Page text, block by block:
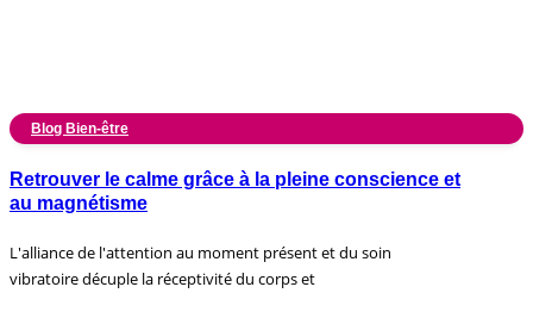
Blog Bien-être
Retrouver le calme grâce à la pleine conscience et
au magnétisme
L'alliance de l'attention au moment présent et du soin
vibratoire décuple la réceptivité du corps et